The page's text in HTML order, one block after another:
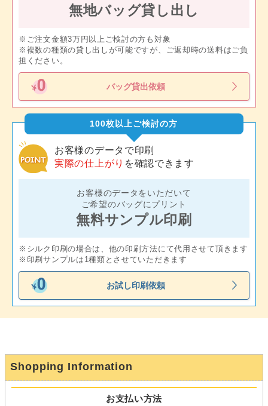
無地バッグ貸し出し
※ご注文金額3万円以上ご検討の方も対象
※複数の種類の貸し出しが可能ですが、ご返却時の送料はご負
担ください。
バッグ貸出依頼
100枚以上ご検討の方
お客様のデータで印刷
実際の仕上がり を確認できます
お客様のデータをいただいて
ご希望のバッグにプリント
無料サンプル印刷
※シルク印刷の場合は、他の印刷方法にて代用させて頂きます
※印刷サンプルは1種類とさせていただきます
お試し印刷依頼
Shopping Information
お支払い方法